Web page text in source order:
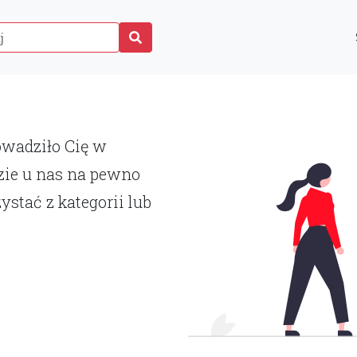
Cię w
u nas na pewno
z kategorii lub